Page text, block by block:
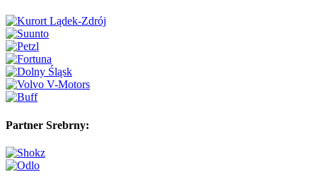
Partner Srebrny: